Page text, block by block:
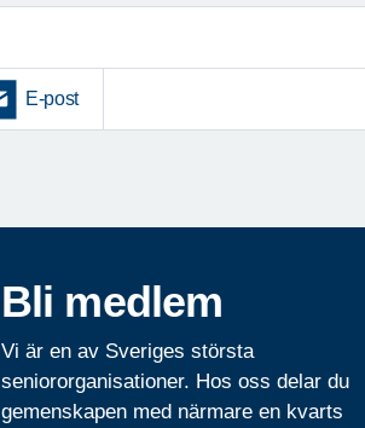
E-post
Bli medlem
Vi är en av Sveriges största
seniororganisationer. Hos oss delar du
gemenskapen med närmare en kvarts